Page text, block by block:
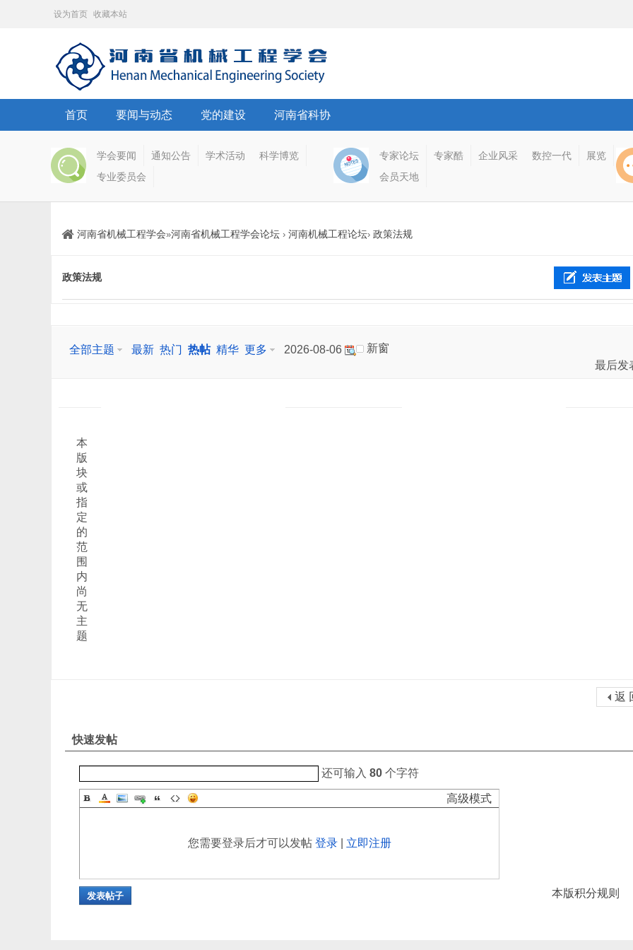
设为首页 收藏本站
首页 要闻与动态 党的建设 河南省科协
学会要闻 通知公告 学术活动
科学博览
专业委员会
专家论坛 专家酷 企业风采 数控一代
展览
会员天地
河南省机械工程学会»河南省机械工程学会论坛 › 河南机械工程论坛› 政策法规
政策法规
新窗
全部主题 最新 热门 热帖 精华 更多
2026-08-06
最后发
本
版
块
或
指
定
的
范
围
内
尚
无
主
题
返
快速发帖
还可输入80 个字符
高级模式
您需要登录后才可以发帖 登录| 立即注册
本版积分规则
发表帖子